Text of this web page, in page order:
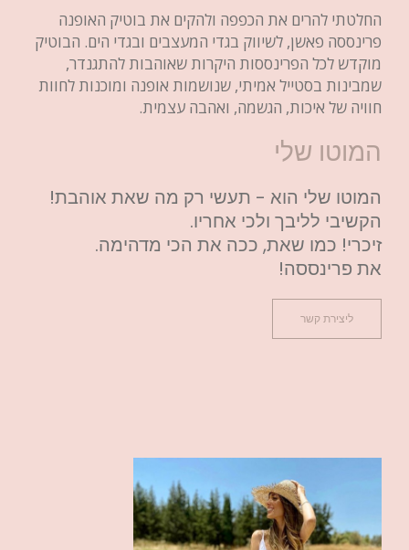
החלטתי להרים את הכפפה ולהקים את בוטיק האופנה
פרינססה פאשן, לשיווק בגדי המעצבים ובגדי הים. הבוטיק
מוקדש לכל הפרינססות היקרות שאוהבות להתגנדר,
שמבינות בסטייל אמיתי, שנושמות אופנה ומוכנות לחוות
חוויה של איכות, הגשמה, ואהבה עצמית.
המוטו שלי
המוטו שלי הוא - תעשי רק מה שאת אוהבת!
הקשיבי לליבך ולכי אחריו.
זיכרי! כמו שאת, ככה את הכי מדהימה.
את פרינססה!
ליצירת קשר